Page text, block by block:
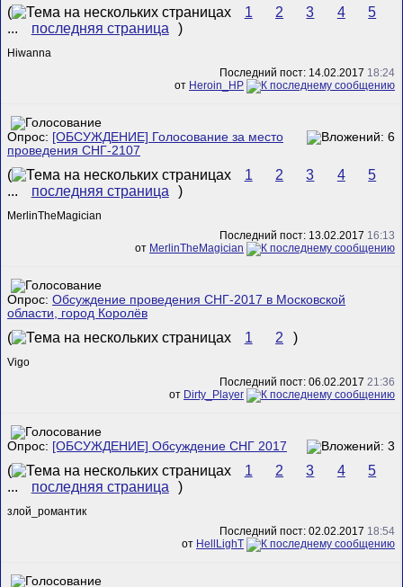
( 1 2 3 4
5
...
последняя страница )
Hiwanna
Последний пост: 14.02.2017 18:24
от Heroin_HP
Опрос: [ОБСУЖДЕНИЕ] Голосование за место
проведения СНГ-2107
( 1 2 3 4
5
...
последняя страница )
MerlinTheMagician
Последний пост: 13.02.2017 16:13
от MerlinTheMagician
Опрос: Обсуждение проведения СНГ-2017 в Московской
области, город Королёв
( 1 2 )
Vigo
Последний пост: 06.02.2017 21:36
от Dirty_Player
Опрос: [ОБСУЖДЕНИЕ] Обсуждение СНГ 2017
( 1 2 3 4
5
...
последняя страница )
злой_романтик
Последний пост: 02.02.2017 18:54
от HellLighT